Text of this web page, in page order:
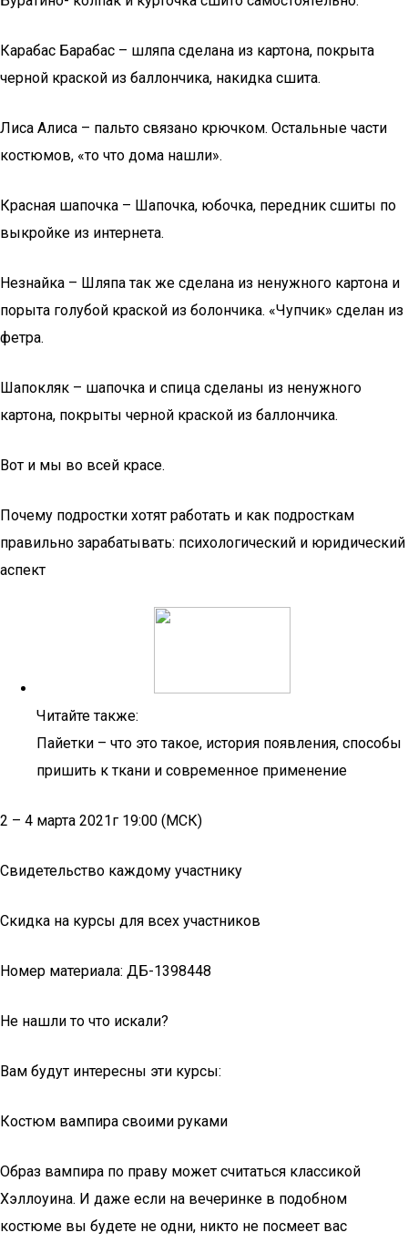
Карабас Барабас – шляпа сделана из картона, покрыта
черной краской из баллончика, накидка сшита.
Лиса Алиса – пальто связано крючком. Остальные части
костюмов, «то что дома нашли».
Красная шапочка – Шапочка, юбочка, передник сшиты по
выкройке из интернета.
Незнайка – Шляпа так же сделана из ненужного картона и
порыта голубой краской из болончика. «Чупчик» сделан из
фетра.
Шапокляк – шапочка и спица сделаны из ненужного
картона, покрыты черной краской из баллончика.
Вот и мы во всей красе.
Почему подростки хотят работать и как подросткам
правильно зарабатывать: психологический и юридический
аспект
Читайте также:
Пайетки – что это такое, история появления, способы
пришить к ткани и современное применение
2 – 4 марта 2021г 19:00 (МСК)
Свидетельство каждому участнику
Скидка на курсы для всех участников
Номер материала: ДБ-1398448
Не нашли то что искали?
Вам будут интересны эти курсы:
Костюм вампира своими руками
Образ вампира по праву может считаться классикой
Хэллоуина. И даже если на вечеринке в подобном
костюме вы будете не одни, никто не посмеет вас